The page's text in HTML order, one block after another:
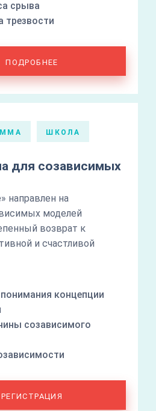
срыва
трезвости
ПОДРОБНЕЕ
ШКОЛА
для созависимых
направлен на
моделей
возврат к
и счастливой
концепции
созависимого
РЕГИСТРАЦИЯ